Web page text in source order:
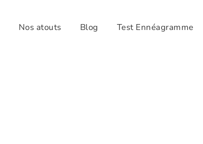
Nos atouts Blog
Test Ennéagramme